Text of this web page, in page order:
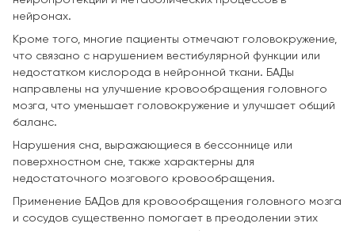
нейронах.
Кроме того, многие пациенты отмечают головокружение,
что связано с нарушением вестибулярной функции или
недостатком кислорода в нейронной ткани. БАДы
направлены на улучшение кровообращения головного
мозга, что уменьшает головокружение и улучшает общий
баланс.
Нарушения сна, выражающиеся в бессоннице или
поверхностном сне, также характерны для
недостаточного мозгового кровообращения.
Применение БАДов для кровообращения головного мозга
и сосудов существенно помогает в преодолении этих